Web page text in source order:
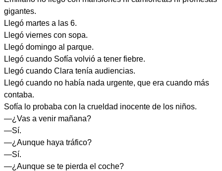
gigantes.
Llegó martes a las 6.
Llegó viernes con sopa.
Llegó domingo al parque.
Llegó cuando Sofía volvió a tener fiebre.
Llegó cuando Clara tenía audiencias.
Llegó cuando no había nada urgente, que era cuando más
contaba.
Sofía lo probaba con la crueldad inocente de los niños.
—¿Vas a venir mañana?
—Sí.
—¿Aunque haya tráfico?
—Sí.
—¿Aunque se te pierda el coche?